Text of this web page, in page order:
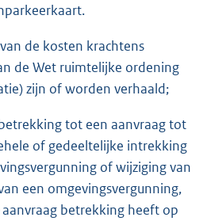
de kosten krachtens
de Wet ruimtelijke ordening
zijn of worden verhaald;
tot een aanvraag tot
of gedeeltelijke intrekking
of wijziging van
een omgevingsvergunning,
betrekking heeft op